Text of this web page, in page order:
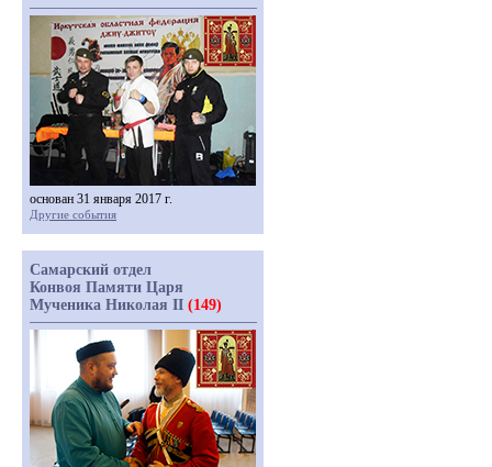
основан 31 января 2017 г.
Другие события
Самарский отдел
Конвоя Памяти Царя
Мученика Николая II (149)